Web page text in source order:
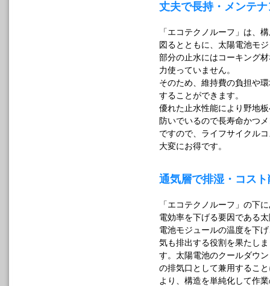
丈夫で長持・メンテ
「エコテクノルーフ」は、
図るとともに、太陽電池モ
部分の止水にはコーキング
力使っていません。
そのため、維持費の負担や
することができます。
優れた止水性能により野地
防いでいるので長寿命かつ
ですので、ライフサイクル
大変にお得です。
通気層で排湿・コス
「エコテクノルーフ」の下
電効率を下げる要因である
電池モジュールの温度を下
気も排出する役割を果たしま
す。太陽電池のクールダウ
の排気口として兼用するこ
より、構造を単純化して作